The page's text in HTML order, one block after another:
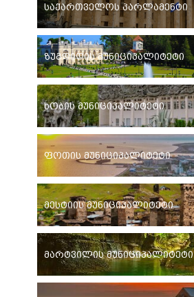
საქართველოს პარლამენტი
ზუგდიდის მუნიციპალიტეტი
ხობის მუნიციპალიტეტი
ფოთის მუნიციპალიტეტი
მესტიის მუნიციპალიტეტი
მარტვილის მუნიციპალიტეტი